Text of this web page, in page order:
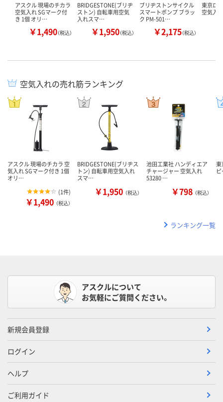
アスクル 現場のチカラ
空気入れ SGマーク付
き 1個 オリ…
￥1,490（税込）
BRIDGESTONE(ブリヂ
ストン) 自転車用空気
入れスマ…
￥1,950（税込）
ブリヂストンサイクル
スマートポンプ ブラッ
ク PM-501…
￥2,175（税込）
東京ロ
空気入れ
空気入れの売れ筋ランキング
アスクル 現場のチカラ 空
気入れ SGマーク付き 1個
オリ…
(1件)
￥1,490 （税込）
BRIDGESTONE(ブリヂス
トン) 自転車用空気入れ
スマ…
￥1,950 （税込）
池田工業社 ハンディエア
チャージャー 空気入れ
53280 …
￥798 （税込）
東
ランキング一覧
アスクルについて
お気軽にご質問ください。
新規会員登録
ログイン
ヘルプ
ご利用ガイド